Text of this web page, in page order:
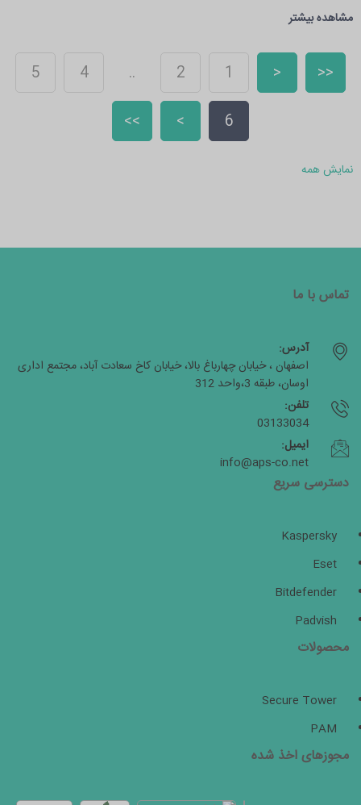
مشاهده بیشتر
<<
<
1
2
..
4
5
6
>
>>
نمایش همه
تماس با ما
آدرس:
اصفهان ، خیابان چهارباغ بالا، خیابان کاخ سعادت آباد، مجتمع اداری
اوسان، طبقه 3،واحد 312
تلفن:
03133034
ایمیل:
info@aps-co.net
دسترسی سریع
Kaspersky
Eset
Bitdefender
Padvish
محصولات
Secure Tower
PAM
مجوزهای اخذ شده